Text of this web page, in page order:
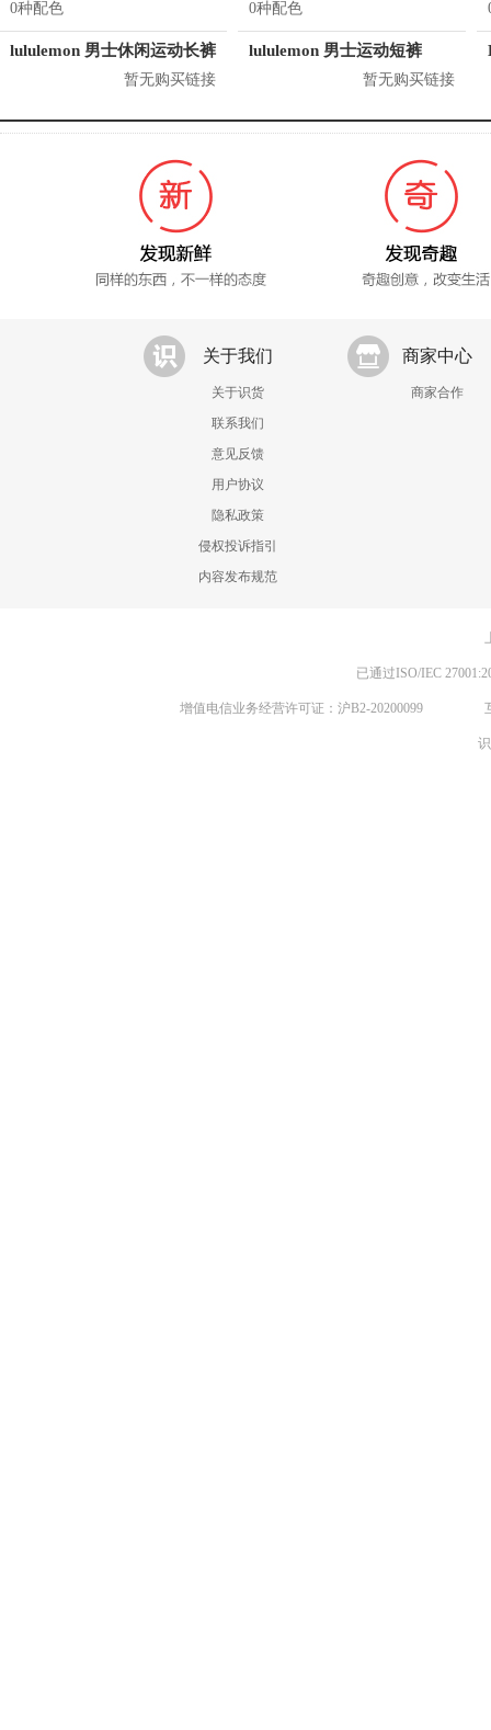
0种配色
lululemon 男士休闲运动长裤
暂无购买链接
0种配色
lululemon 男士运动短裤
暂无购买链接
关于我们
关于识货
联系我们
意见反馈
用户协议
隐私政策
侵权投诉指引
内容发布规范
商家中心
商家合作
已通过ISO/IEC
增值电信业务经营许可证：沪B2-20200099